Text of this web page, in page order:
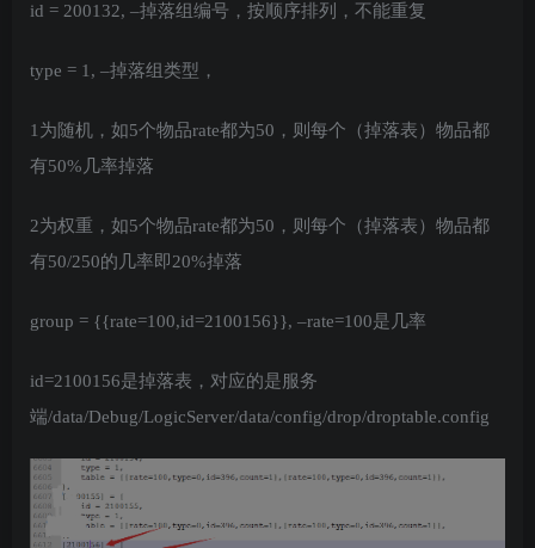
id = 200132, –掉落组编号，按顺序排列，不能重复
type = 1, –掉落组类型，
1为随机，如5个物品rate都为50，则每个（掉落表）物品都
有50%几率掉落
2为权重，如5个物品rate都为50，则每个（掉落表）物品都
有50/250的几率即20%掉落
group = {{rate=100,id=2100156}}, –rate=100是几率
id=2100156是掉落表，对应的是服务
端/data/Debug/LogicServer/data/config/drop/droptable.config